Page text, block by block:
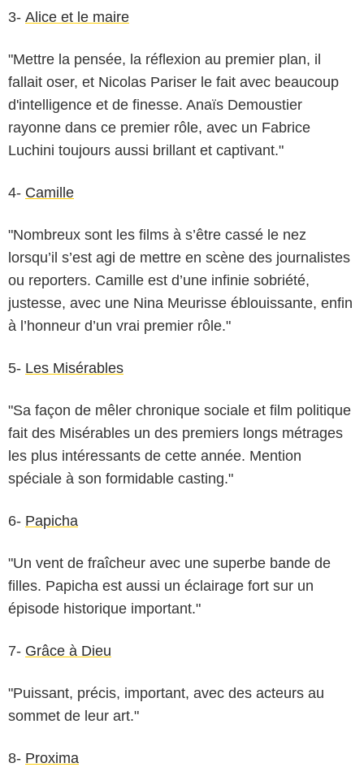
3- Alice et le maire
"Mettre la pensée, la réflexion au premier plan, il
fallait oser, et Nicolas Pariser le fait avec beaucoup
d'intelligence et de finesse. Anaïs Demoustier
rayonne dans ce premier rôle, avec un Fabrice
Luchini toujours aussi brillant et captivant."
4- Camille
"Nombreux sont les films à s’être cassé le nez
lorsqu’il s’est agi de mettre en scène des journalistes
ou reporters. Camille est d’une infinie sobriété,
justesse, avec une Nina Meurisse éblouissante, enfin
à l’honneur d’un vrai premier rôle."
5- Les Misérables
"Sa façon de mêler chronique sociale et film politique
fait des Misérables un des premiers longs métrages
les plus intéressants de cette année. Mention
spéciale à son formidable casting."
6- Papicha
"Un vent de fraîcheur avec une superbe bande de
filles. Papicha est aussi un éclairage fort sur un
épisode historique important."
7- Grâce à Dieu
"Puissant, précis, important, avec des acteurs au
sommet de leur art."
8- Proxima